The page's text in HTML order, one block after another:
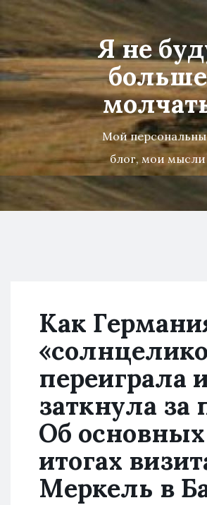
Я не
больше
Мой
блог, мои мысли
Как
переиграла
заткнула за
Об основных
итогах
Меркель в